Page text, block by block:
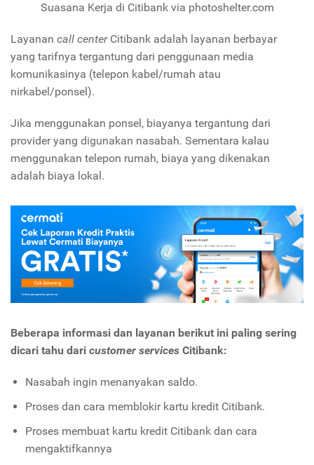
Suasana Kerja di Citibank via photoshelter.com
Layanan call centerCitibank adalah layanan berbayar
yang tarifnya tergantung dari penggunaan media
komunikasinya (telepon kabel/rumah atau
nirkabel/ponsel).
Jika menggunakan ponsel, biayanya tergantung dari
provider yang digunakan nasabah. Sementara kalau
menggunakan telepon rumah, biaya yang dikenakan
adalah biaya lokal.
Beberapa informasi dan layanan berikut ini paling sering
dicari tahu dari customer services Citibank:
Nasabah ingin menanyakan saldo.
Proses dan cara memblokir kartu kredit Citibank.
Proses membuat kartu kredit Citibank dan cara
mengaktifkannya